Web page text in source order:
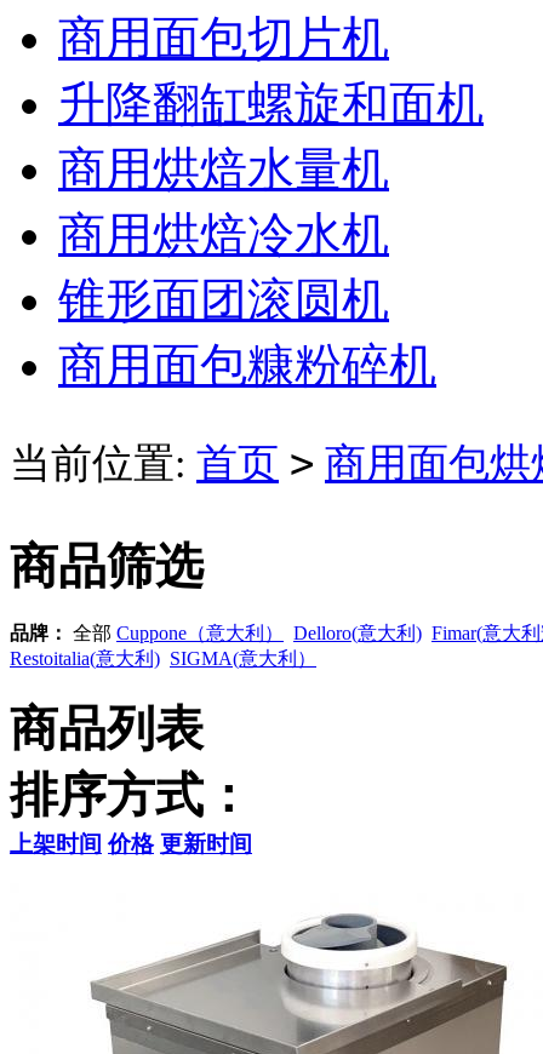
商用面包切片机
升降翻缸螺旋和面机
商用烘焙水量机
商用烘焙冷水机
锥形面团滚圆机
商用面包糠粉碎机
当前位置: 首页 > 商用面包烘
商品筛选
品牌： 全部 Cuppone（意大利） Delloro(意大利) Fimar(意大
Restoitalia(意大利) SIGMA(意大利）
商品列表
排序方式：
上架时间 价格 更新时间